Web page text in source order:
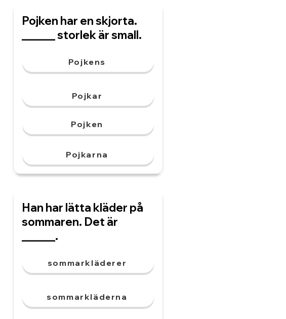
Pojken har en skjorta.
______ storlek är small.
Pojkens
Pojkar
Pojken
Pojkarna
Han har lätta kläder på
sommaren. Det är
______.
sommarkläderer
sommarkläderna